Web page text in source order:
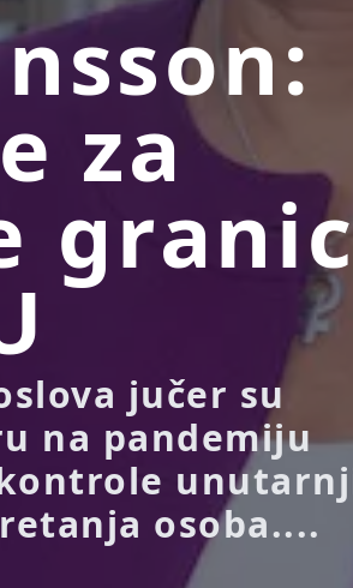
za
jučer su
na pandemiju
kontrole
osoba....